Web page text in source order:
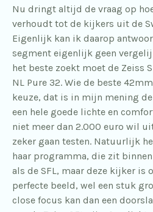
Nu dringt altijd de vraag op
verhoudt tot de kijkers uit de
Eigenlijk kan ik daarop
segment eigenlijk geen
het beste zoekt moet de Zeiss
NL Pure 32. Wie de beste
keuze, dat is in mijn mening de
een hele goede lichte en
niet meer dan 2.000 euro wil
zeker gaan testen. Natuurlijk
haar programma, die zit
als de SFL, maar deze kijker is
perfecte beeld, wel een stuk
close focus kan dan een